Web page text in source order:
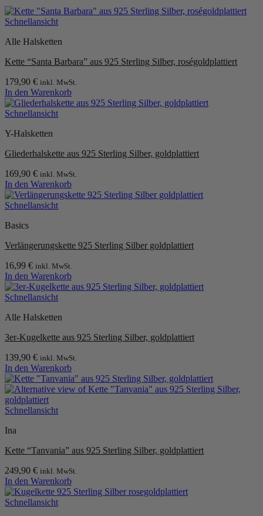
werden
mehrere
Varianten
auf.
Die
können
der
Produktseite
gewählt
werden
Schnellansicht
Alle Halsketten
Kette “Santa Barbara” aus 925 Sterling Silber, roségoldplattiert
179,90 € inkl. MwSt.
In den Warenkorb
Schnellansicht
Y-Halsketten
Gliederhalskette aus 925 Sterling Silber, goldplattiert
169,90 € inkl. MwSt.
In den Warenkorb
Schnellansicht
Basics
Verlängerungskette 925 Sterling Silber goldplattiert
16,99 € inkl. MwSt.
In den Warenkorb
Schnellansicht
Alle Halsketten
3er-Kugelkette aus 925 Sterling Silber, goldplattiert
139,90 € inkl. MwSt.
In den Warenkorb
Schnellansicht
Ina
Kette “Tanvania” aus 925 Sterling Silber, goldplattiert
249,90 € inkl. MwSt.
In den Warenkorb
Schnellansicht